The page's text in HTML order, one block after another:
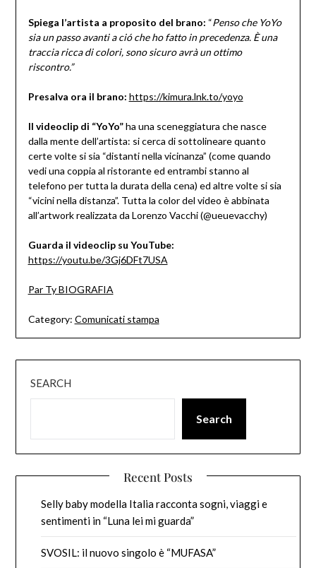
Spiega l’artista a proposito del brano: “Penso che YoYo
sia un passo avanti a ció che ho fatto in precedenza. È una
traccia ricca di colori, sono sicuro avrà un ottimo
riscontro.”
Presalva ora il brano: https://kimura.lnk.to/yoyo
Il videoclip di “YoYo”ha una sceneggiatura che nasce
dalla mente dell’artista: si cerca di sottolineare quanto
certe volte si sia “distanti nella vicinanza” (come quando
vedi una coppia al ristorante ed entrambi stanno al
telefono per tutta la durata della cena) ed altre volte si sia
“vicini nella distanza”. Tutta la color del video è abbinata
all’artwork realizzata da Lorenzo Vacchi (@ueuevacchy)
Guarda il videoclip su YouTube:
https://youtu.be/3Gj6DFt7USA
Par Ty BIOGRAFIA
Category: Comunicati stampa
SEARCH
Search
Recent Posts
Selly baby modella Italia racconta sogni, viaggi e
sentimenti in “Luna lei mi guarda”
SVOSIL: il nuovo singolo è “MUFASA”